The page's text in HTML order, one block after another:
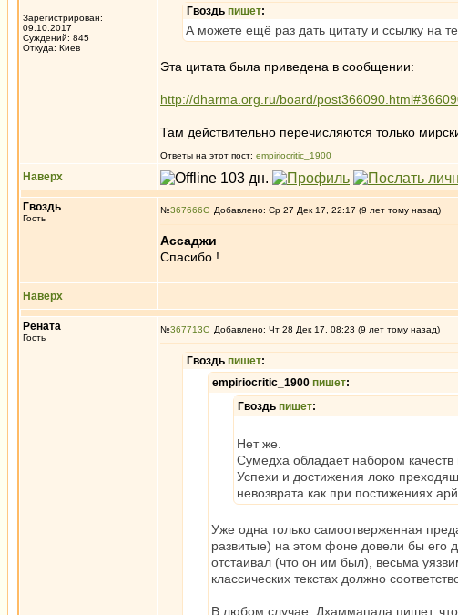
Зарегистрирован:
09.10.2017
Суждений: 845
Откуда: Киев
Гвоздь пишет:
А можете ещё раз дать цитату и ссылку на
Эта цитата была приведена в сообщении:
http://dharma.org.ru/board/
Там действительно перечисляются только
Ответы на этот пост: empiriocritic_1900
Наверх
Гвоздь
Гость
№367666 Добавлено: Ср 27 Дек 17, 22:17 (9 лет тому назад)
Ассаджи
Спасибо !
Наверх
Рената
Гость
№367713 Добавлено: Чт 28 Дек 17, 08:23 (9 лет тому назад)
Гвоздь пишет:
empiriocritic_1900 пишет:
Гвоздь пишет:
Нет же.
Сумедха обладает набором
Успехи и достижения локо
невозврата как при постижениях
Уже одна только самоотверженная
развитые) на этом фоне довели бы его
отстаивал (что он им был), весьма
классических текстах должно
В любом случае, Дхаммапала пишет,